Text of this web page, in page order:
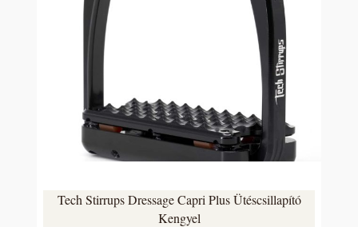
Tech Stirrups Dressage Capri Plus Ütéscsillapító
Kengyel